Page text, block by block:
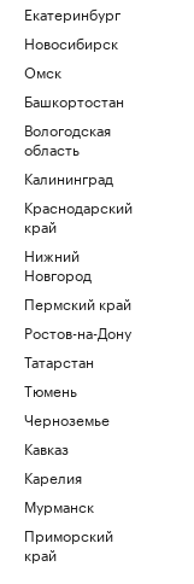
Екатеринбург
Новосибирск
Омск
Башкортостан
Вологодская
область
Калининград
Краснодарский
край
Нижний
Новгород
Пермский край
Ростов-на-Дону
Татарстан
Тюмень
Черноземье
Кавказ
Карелия
Мурманск
Приморский
край